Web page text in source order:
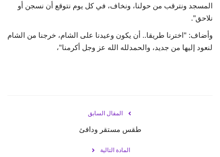
المسجد ونترقب من حولنا، ونخاف، في كل يوم نتوقع أن نسجن أو
نلاحق".
وأضاف: "اخترنا طريقا.. أن يكون وعيدنا على الشام، خرجنا من الشام
لنعود إليها من جديد، والحمدلله الله عز وجل أكرمنا"،
المقال السابق
طقس مستقر ودافئ
المادة التالية